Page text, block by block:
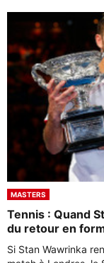
MASTERS
Tennis : Quand
du retour en
Si Stan Wawrinka